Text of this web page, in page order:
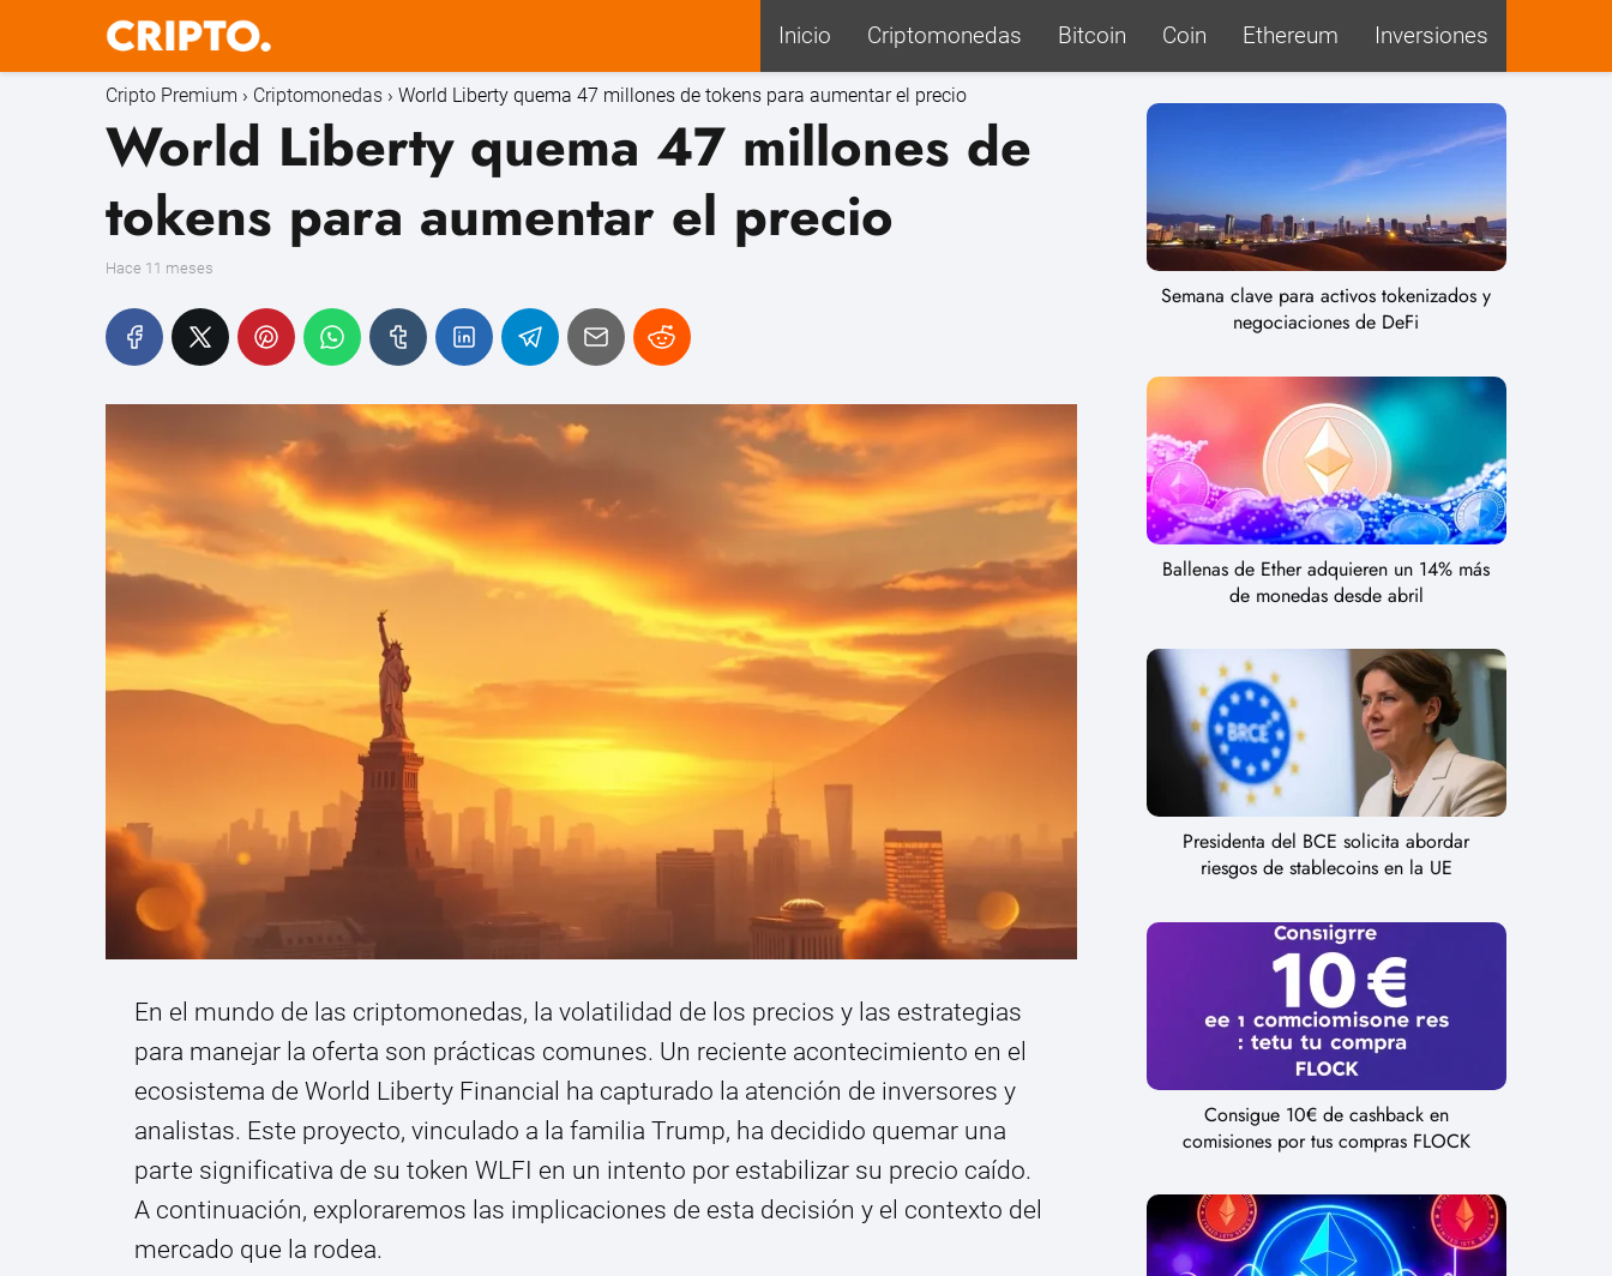
Inicio Criptomonedas Bitcoin Coin Ethereum Inversiones
Cripto Premium Criptomonedas World Liberty quema 47 millones de tokens para aumentar el precio
World Liberty quema 47 millones de
tokens para aumentar el precio
hace 11 meses
En el mundo de las criptomonedas, la volatilidad de los precios y las estrategias
para manejar la oferta son prácticas comunes. Un reciente acontecimiento en el
ecosistema de World Liberty Financial ha capturado la atención de inversores y
analistas. Este proyecto, vinculado a la familia Trump, ha decidido quemar una
parte significativa de su token WLFI en un intento por estabilizar su precio caído.
A continuación, exploraremos las implicaciones de esta decisión y el contexto del
mercado que la rodea.
Semana clave para activos tokenizados y
negociaciones de DeFi
Ballenas de Ether adquieren un 14% más
de monedas desde abril
Presidenta del BCE solicita abordar
riesgos de stablecoins en la UE
Consigue 10€ de cashback en
comisiones por tus compras FLOCK